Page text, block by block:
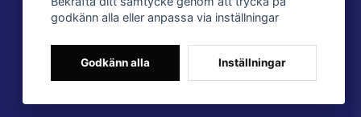
godkänn alla eller anpassa via inställningar
Godkänn alla Inställningar